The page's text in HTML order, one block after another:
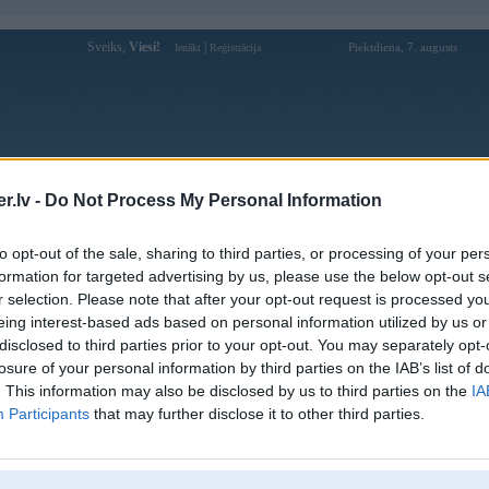
- Do Not Process My Personal Information
opt-out of the sale, sharing to third parties, or processing of your
for targeted advertising by us, please use the below opt-out
selection. Please note that after your opt-out request is processed
interest-based ads based on personal information utilized by us
to third parties prior to your opt-out. You may separately
of your personal information by third parties on the IAB’s list of
This information may also be disclosed by us to third parties on the
Participants that may further disclose it to other third parties.
Sveiks, Viesi! Ienākt Reģistrācija Piektdiena, 7. augusts
Forums Galerijas Reģistrācija Lietotāji
Lietotāja janisjanis1 profils
Pēdējo reizi manīts: 17. Aug 2023, 11:31
Lietotājvārds:
janisjanis1
Pilsēta:
Rīga
Braucu ar:
braucu ar
Nodarbošanās:
lietotas detalas bmw
Ziņojumi forumā:
92